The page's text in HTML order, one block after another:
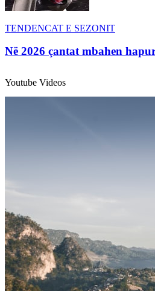
TENDENCAT E SEZONIT
Në 2026 çantat mbahen
Youtube Videos